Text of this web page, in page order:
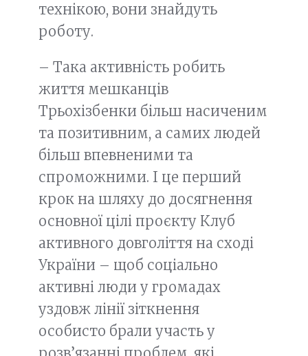
технікою, вони знайдуть
роботу.
– Така активність робить
життя мешканців
Трьохізбенки більш насиченим
та позитивним, а самих людей
більш впевненими та
спроможними. І це перший
крок на шляху до досягнення
основної цілі проєкту Клуб
активного довголіття на сході
України – щоб соціально
активні люди у громадах
уздовж лінії зіткнення
особисто брали участь у